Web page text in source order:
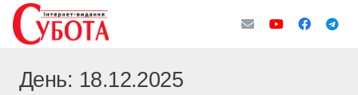
День: 18.12.2025